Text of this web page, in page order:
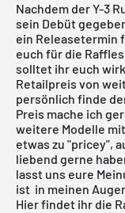
Nachdem der Y-3
sein Debüt
ein Releasetermin
euch für die
solltet ihr euch
Retailpreis von
persönlich finde
Preis mache ich
weitere Modelle
etwas zu "pricey",
liebend gerne
lasst uns eure
ist in meinen
Hier findet ihr die